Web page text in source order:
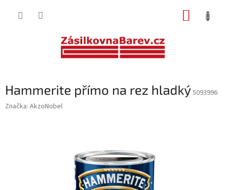
Hammerite přímo na rez hladký 5093996
Značka: AkzoNobel